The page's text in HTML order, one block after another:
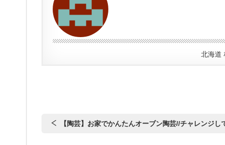
北海道
【陶芸】お家でかんたんオーブン陶芸//チャレンジし